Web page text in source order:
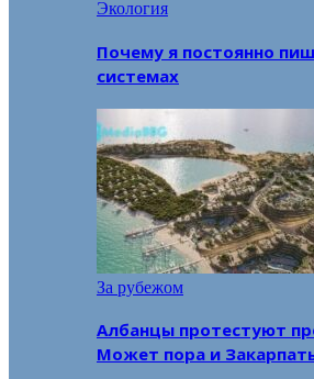
Экология
Почему я постоянно
системах
За рубежом
Албанцы протестуют
Может пора и